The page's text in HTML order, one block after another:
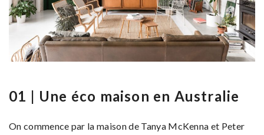
01 | Une éco maison en Australie
On commence par la maison de Tanya McKenna et Peter